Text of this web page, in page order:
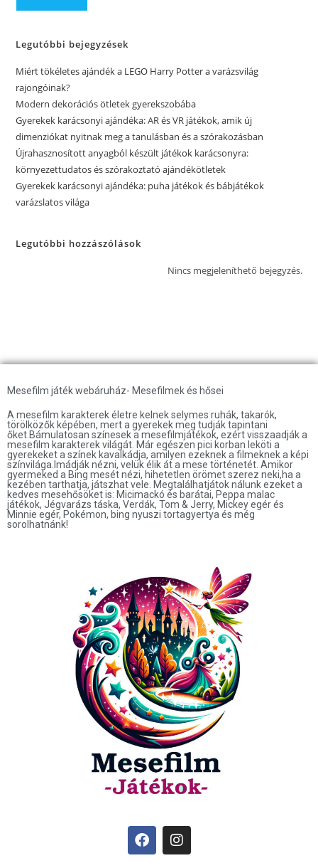
Legutóbbi bejegyzések
Miért tökéletes ajándék a LEGO Harry Potter a varázsvilág
rajongóinak?
Modern dekorációs ötletek gyerekszobába
Gyerekek karácsonyi ajándéka: AR és VR játékok, amik új
dimenziókat nyitnak meg a tanulásban és a szórakozásban
Újrahasznosított anyagból készült játékok karácsonyra:
környezettudatos és szórakoztató ajándékötletek
Gyerekek karácsonyi ajándéka: puha játékok és bábjátékok
varázslatos világa
Legutóbbi hozzászólások
Nincs megjeleníthető bejegyzés.
Mesefilm játék webáruház- Mesefilmek és hősei
A mesefilm karakterek életre kelnek selymes ruhák, takarók,
törölközők képében, mert a gyerekek meg tudják tapintani
őket.Bámulatosan színesek a mesefilmjátékok, ezért visszaadják a
mesefilm karakterek világát. Már egészen pici korban leköti a
gyerekeket a színek kavalkádja, amilyen ezeknek a filmeknek a képi
színvilága.Imádják nézni, velük élik át a mese történetét. Amikor
gyermeked a Bing mesét nézi, hihetetlen örömet szerez neki,ha a
kezében tarthatja, játszhat vele. Megtalálhatjátok nálunk ezeket a
kedves mesehősöket is: Micimackó és barátai, Peppa malac
játékok, Jégvarázs táska, Verdák, Tom & Jerry, Mickey egér és
Minnie egér, Pokémon, bing nyuszi tortagyertya és még
sorolhatnánk!